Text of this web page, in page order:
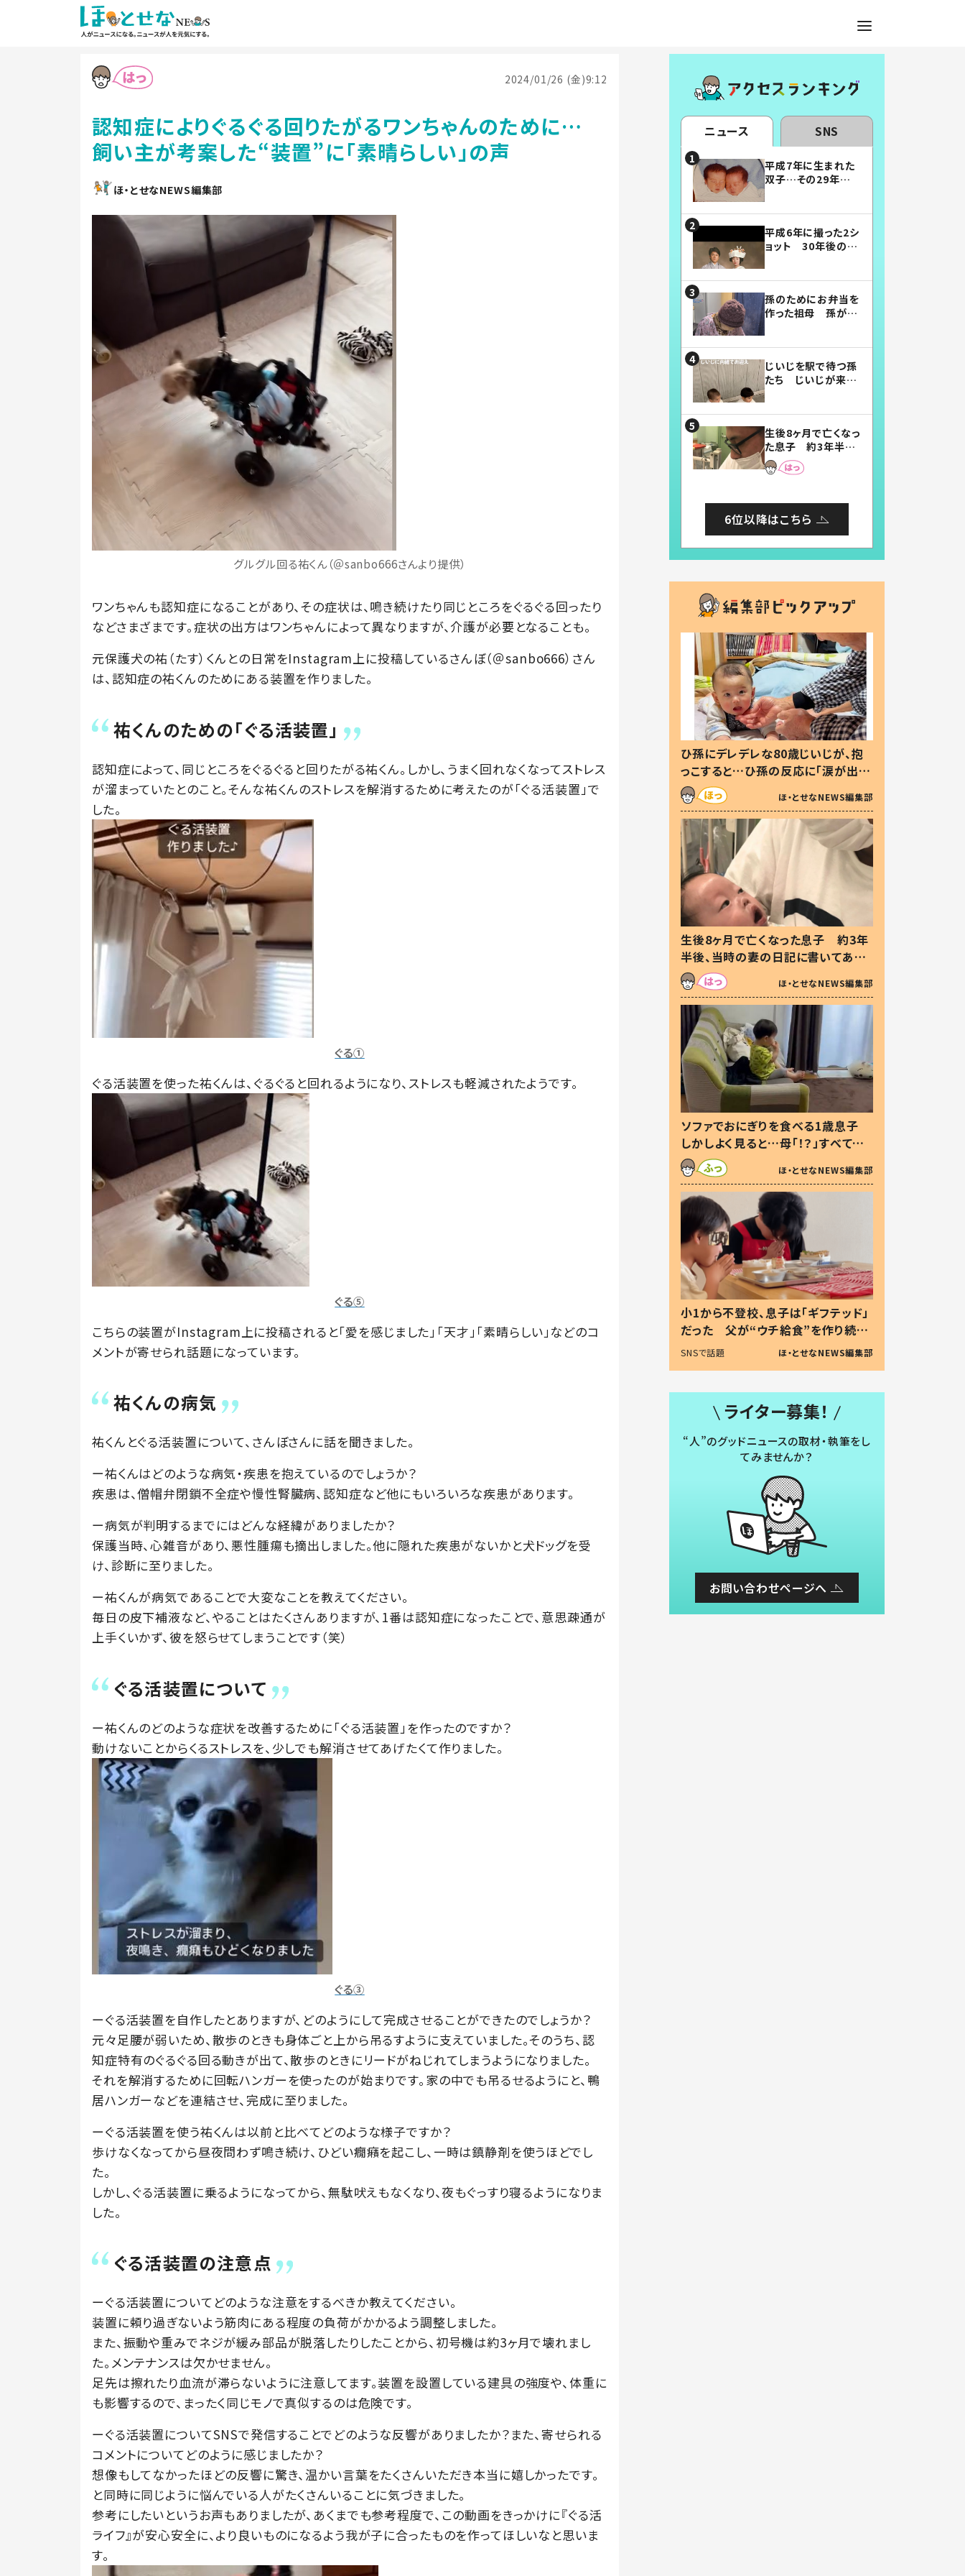
2024/01/26 (金)9:12
認知症によりぐるぐる回りたがるワンちゃんのために…
飼い主が考案した“装置”に「素晴らしい」の声
ほ・とせなNEWS編集部
グルグル回る祐くん（＠sanbo666さんより提供）
ワンちゃんも認知症になることがあり、その症状は、鳴き続けたり同じところをぐるぐる回ったり
などさまざまです。症状の出方はワンちゃんによって異なりますが、介護が必要となることも。
元保護犬の祐（たす）くんとの日常をInstagram上に投稿しているさんぼ（＠sanbo666）さん
は、認知症の祐くんのためにある装置を作りました。
祐くんのための「ぐる活装置」
認知症によって、同じところをぐるぐると回りたがる祐くん。しかし、うまく回れなくなってストレス
が溜まっていたとのこと。そんな祐くんのストレスを解消するために考えたのが「ぐる活装置」で
した。
ぐる①
ぐる活装置を使った祐くんは、ぐるぐると回れるようになり、ストレスも軽減されたようです。
ぐる⑤
こちらの装置がInstagram上に投稿されると「愛を感じました」「天才」「素晴らしい」などのコ
メントが寄せられ話題になっています。
祐くんの病気
祐くんとぐる活装置について、さんぼさんに話を聞きました。
ー祐くんはどのような病気・疾患を抱えているのでしょうか？
疾患は、僧帽弁閉鎖不全症や慢性腎臓病、認知症など他にもいろいろな疾患があります。
ー病気が判明するまでにはどんな経緯がありましたか？
保護当時、心雑音があり、悪性腫瘍も摘出しました。他に隠れた疾患がないかと犬ドッグを受
け、診断に至りました。
ー祐くんが病気であることで大変なことを教えてください。
毎日の皮下補液など、やることはたくさんありますが、1番は認知症になったことで、意思疎通が
上手くいかず、彼を怒らせてしまうことです（笑）
ぐる活装置について
ー祐くんのどのような症状を改善するために「ぐる活装置」を作ったのですか？
動けないことからくるストレスを、少しでも解消させてあげたくて作りました。
ぐる③
ーぐる活装置を自作したとありますが、どのようにして完成させることができたのでしょうか？
元々足腰が弱いため、散歩のときも身体ごと上から吊るすように支えていました。そのうち、認
知症特有のぐるぐる回る動きが出て、散歩のときにリードがねじれてしまうようになりました。
それを解消するために回転ハンガーを使ったのが始まりです。家の中でも吊るせるようにと、鴨
居ハンガーなどを連結させ、完成に至りました。
ーぐる活装置を使う祐くんは以前と比べてどのような様子ですか？
歩けなくなってから昼夜問わず鳴き続け、ひどい癇癪を起こし、一時は鎮静剤を使うほどでし
た。
しかし、ぐる活装置に乗るようになってから、無駄吠えもなくなり、夜もぐっすり寝るようになりま
した。
ぐる活装置の注意点
ーぐる活装置についてどのような注意をするべきか教えてください。
装置に頼り過ぎないよう筋肉にある程度の負荷がかかるよう調整しました。
また、振動や重みでネジが緩み部品が脱落したりしたことから、初号機は約3ヶ月で壊れまし
た。メンテナンスは欠かせません。
足先は擦れたり血流が滞らないように注意してます。装置を設置している建具の強度や、体重に
も影響するので、まったく同じモノで真似するのは危険です。
ーぐる活装置についてSNSで発信することでどのような反響がありましたか？また、寄せられる
コメントについてどのように感じましたか？
想像もしてなかったほどの反響に驚き、温かい言葉をたくさんいただき本当に嬉しかったです。
と同時に同じように悩んでいる人がたくさんいることに気づきました。
参考にしたいというお声もありましたが、あくまでも参考程度で、この動画をきっかけに『ぐる活
ライフ』が安心安全に、より良いものになるよう我が子に合ったものを作ってほしいなと思いま
す。
ニュース SNS
平成7年に生まれた
双子…その29年後
平成6年に撮った2シ
ョット 30年後の姿
孫のためにお弁当を
作った祖母 孫が絶
じいじを駅で待つ孫
たち じいじが来た
まらない」「幸せにな
れる」
生後8ヶ月で亡くなっ
た息子 約3年半
後、当時の妻の日記
に書いてあった本音
6位以降はこちら
ひ孫にデレデレな80歳じいじが、抱
っこすると…ひ孫の反応に「涙が出ま
した」「可愛くて仕方ない」
ほ・とせなNEWS編集部
生後8ヶ月で亡くなった息子 約3年
半後、当時の妻の日記に書いてあっ
た本音とは
ほ・とせなNEWS編集部
ソファでおにぎりを食べる1歳息子
しかしよく見ると…母「！？」すべてを
察した母の投稿に「可愛いから許
す！」「現行犯〜」
ほ・とせなNEWS編集部
小1から不登校、息子は「ギフテッド」
だった 父が“ウチ給食”を作り続け
る理由とは #令和の親 #令和の子
SNSで話題 ほ・とせなNEWS編集部
ライター募集！
“人”のグッドニュースの取材・執筆をし
てみませんか？
お問い合わせページへ